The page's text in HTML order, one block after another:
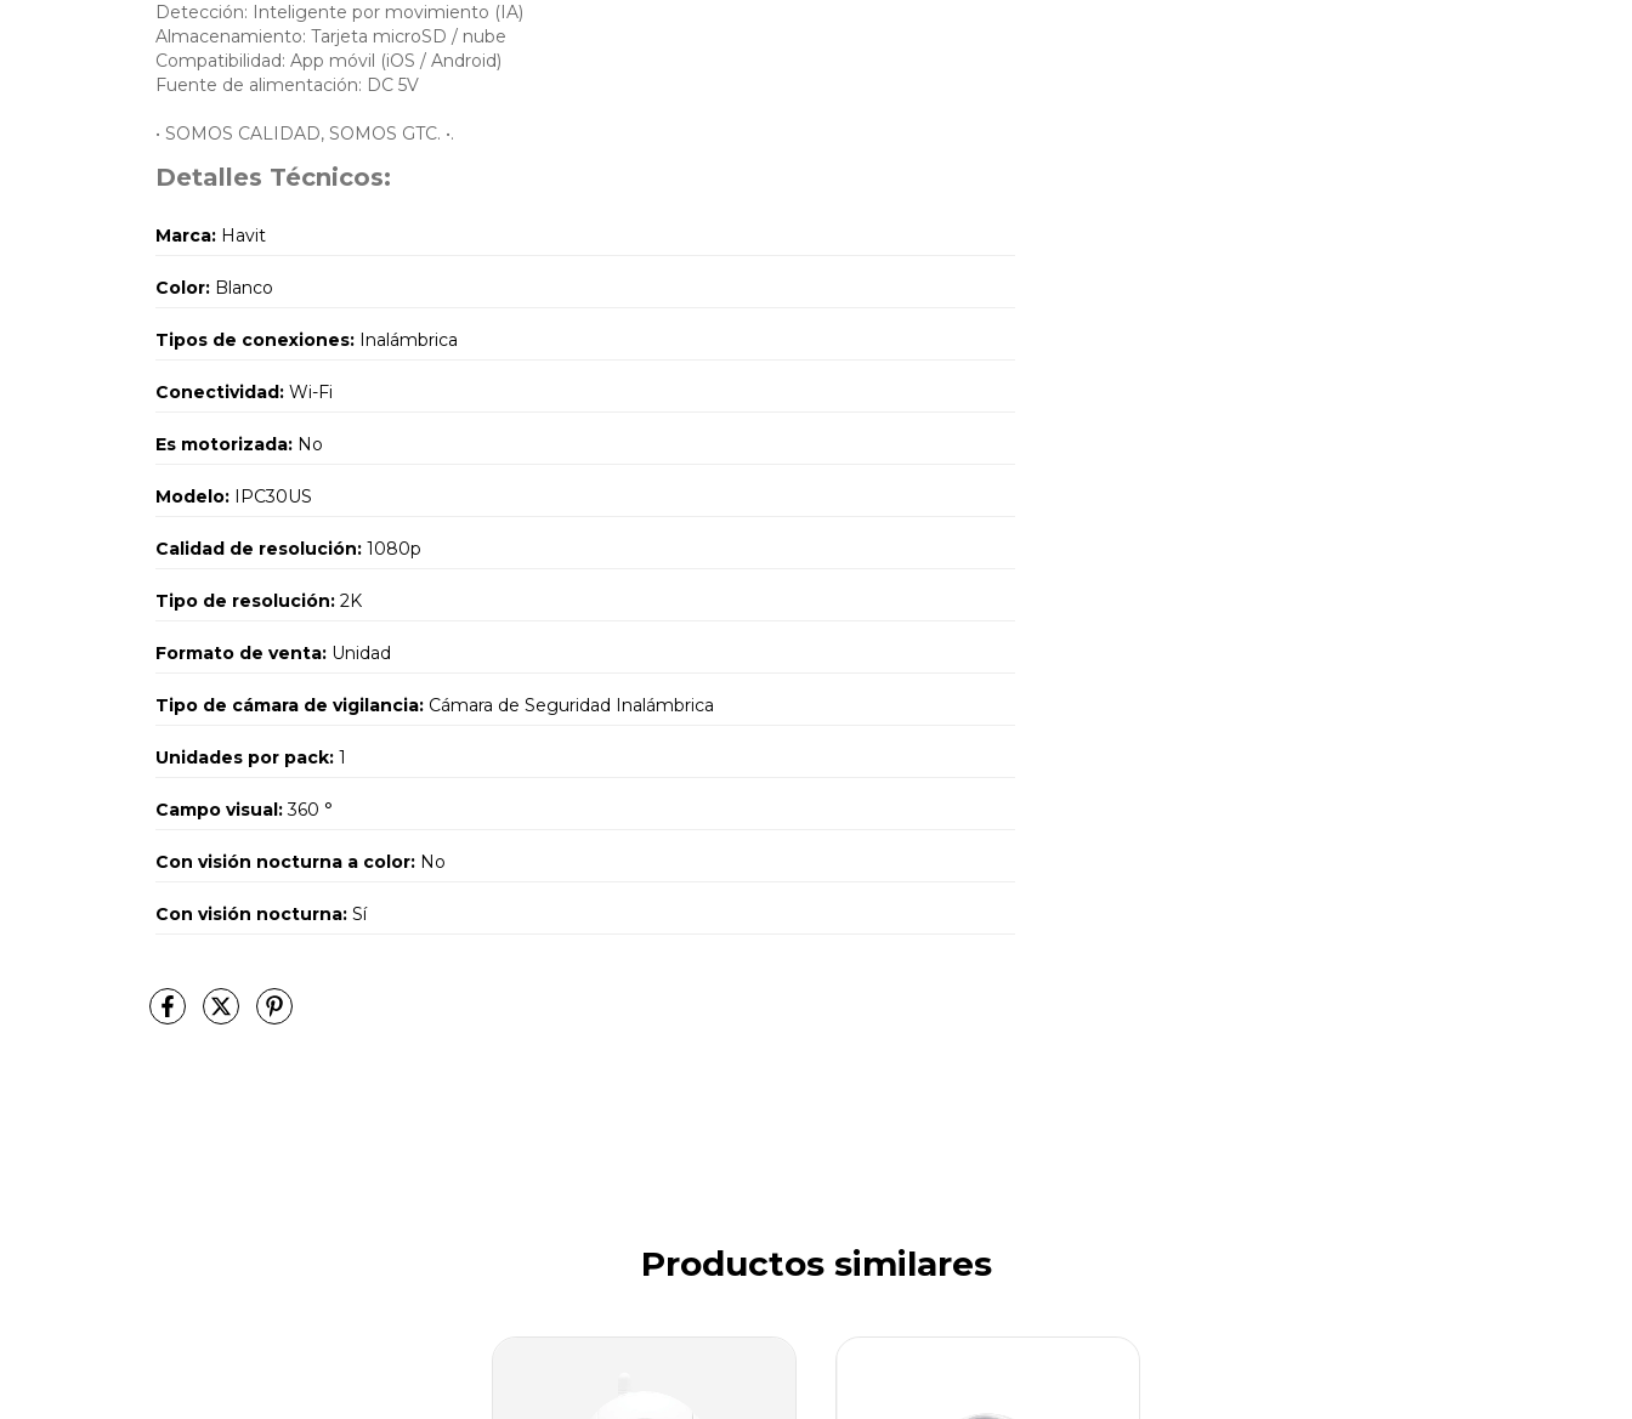
Detección: Inteligente por movimiento (IA)
Almacenamiento: Tarjeta microSD / nube
Compatibilidad: App móvil (iOS / Android)
Fuente de alimentación: DC 5V
• SOMOS CALIDAD, SOMOS GTC. •.
Detalles Técnicos:
Marca: Havit
Color: Blanco
Tipos de conexiones: Inalámbrica
Conectividad: Wi-Fi
Es motorizada: No
Modelo: IPC30US
Calidad de resolución: 1080p
Tipo de resolución: 2K
Formato de venta: Unidad
Tipo de cámara de vigilancia: Cámara de Seguridad Inalámbrica
Unidades por pack: 1
Campo visual:360 °
Con visión nocturna a color: No
Con visión nocturna: Sí
Productos similares